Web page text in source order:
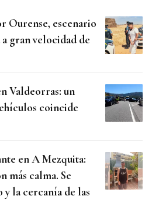
Ourense, escenario
gran velocidad de
Valdeorras: un
coincide
en A Mezquita:
más calma. Se
la cercanía de las